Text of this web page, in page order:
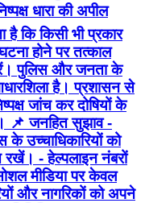
धारा की अपील
है कि किसी भी प्रकार
होने पर तत्काल
पुलिस और जनता के
है। प्रशासन से
जांच कर दोषियों के
📌 जनहित सुझाव -
उच्चाधिकारियों को
रखें। - हेल्पलाइन नंबरों
मीडिया पर केवल
और नागरिकों को अपने